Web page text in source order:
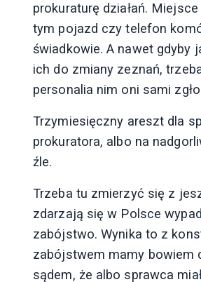
prokuraturę działań.
tym pojazd czy telefon
świadkowie. A nawet gdyby
ich do zmiany zeznań,
personalia nim oni sami
Trzymiesięczny areszt dla
prokuratora, albo na
źle.
Trzeba tu zmierzyć się z
zdarzają się w Polsce
zabójstwo. Wynika to z
zabójstwem mamy bowiem
sądem, że albo sprawca